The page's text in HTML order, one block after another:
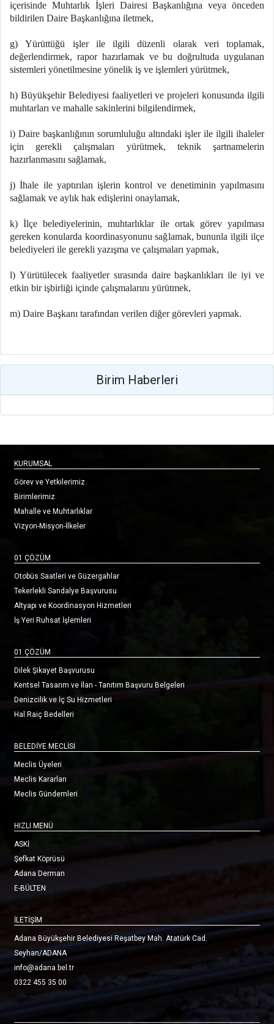
içerisinde Muhtarlık İşleri Dairesi Başkanlığına veya önceden
bildirilen Daire Başkanlığına iletmek,
g) Yürüttüğü işler ile ilgili düzenli olarak veri toplamak,
değerlendirmek, rapor hazırlamak ve bu doğrultuda uygulanan
sistemleri yönetilmesine yönelik iş ve işlemleri yürütmek,
h) Büyükşehir Belediyesi faaliyetleri ve projeleri konusunda ilgili
muhtarları ve mahalle sakinlerini bilgilendirmek,
i) Daire başkanlığının sorumluluğu altındaki işler ile ilgili ihaleler
için gerekli çalışmaları yürütmek, teknik şartnamelerin
hazırlanmasını sağlamak,
j) İhale ile yaptırılan işlerin kontrol ve denetiminin yapılmasını
sağlamak ve aylık hak edişlerini onaylamak,
k) İlçe belediyelerinin, muhtarlıklar ile ortak görev yapılması
gereken konularda koordinasyonunu sağlamak, bununla ilgili ilçe
belediyeleri ile gerekli yazışma ve çalışmaları yapmak,
l) Yürütülecek faaliyetler sırasında daire başkanlıkları ile iyi ve
etkin bir işbirliği içinde çalışmalarını yürütmek,
m) Daire Başkanı tarafından verilen diğer görevleri yapmak.
Birim Haberleri
KURUMSAL
Görev ve Yetkilerimiz
Birimlerimiz
Mahalle ve Muhtarlıklar
Vizyon-Misyon-İlkeler
01 ÇÖZÜM
Otobüs Saatleri ve Güzergahlar
Tekerlekli Sandalye Başvurusu
Altyapı ve Koordinasyon Hizmetleri
İş Yeri Ruhsat İşlemleri
01 ÇÖZÜM
Dilek Şikayet Başvurusu
Kentsel Tasarım ve İlan - Tanıtım Başvuru Belgeleri
Denizcilik ve İç Su Hizmetleri
Hal Raiç Bedelleri
BELEDİYE MECLİSİ
Meclis Üyeleri
Meclis Kararları
Meclis Gündemleri
HIZLI MENÜ
ASKİ
Şefkat Köprüsü
Adana Derman
E-BÜLTEN
İLETİŞİM
Adana Büyükşehir Belediyesi Reşatbey Mah. Atatürk Cad.
Seyhan/ADANA
info@adana.bel.tr
0322 455 35 00